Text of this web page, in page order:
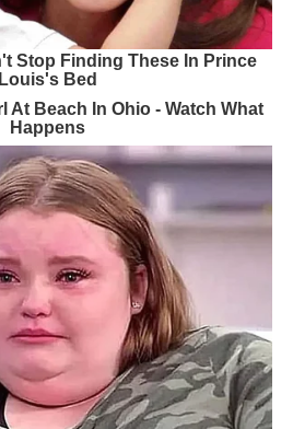
Stop Finding These In Prince
Louis's Bed
At Beach In Ohio - Watch What
Happens